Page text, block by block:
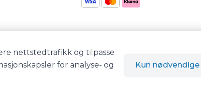
Siden
nettstedtrafikk og tilpasse
for analyse- og
Kun nødvendige